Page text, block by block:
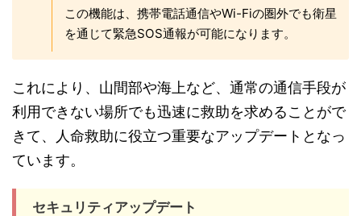
この機能は、携帯電話通信やWi-Fiの圏外でも衛星
を通じて緊急SOS通報が可能になります。
これにより、山間部や海上など、通常の通信手段が
利用できない場所でも迅速に救助を求めることがで
きて、人命救助に役立つ重要なアップデートとなっ
ています。
セキュリティアップデート